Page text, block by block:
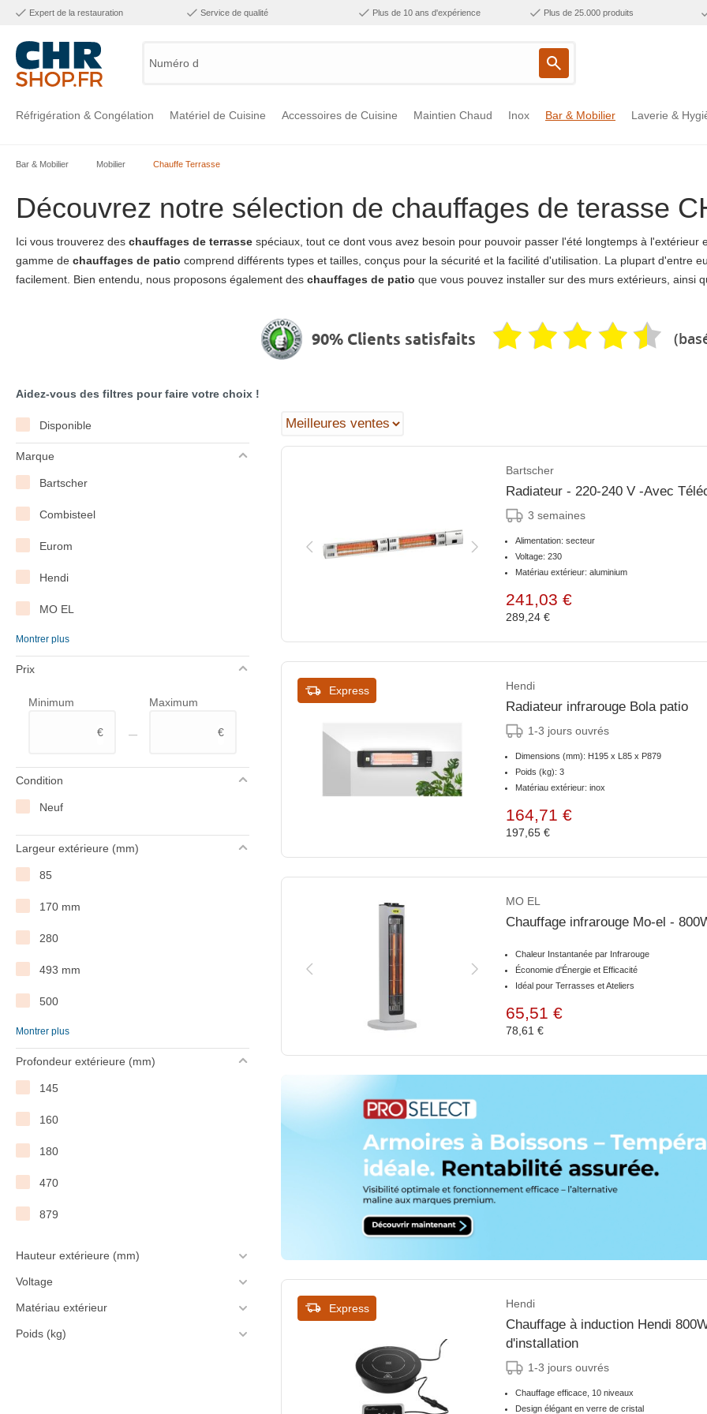
Expert de la restauration Service de qualité Plus de 10 ans d'expérience Plus de 25.000 produits
Numéro d'art
Réfrigération & Congélation Matériel de Cuisine Accessoires de Cuisine Maintien Chaud Inox Bar & Mobilier Laverie &
Bar & Mobilier Mobilier Chauffe Terrasse
Découvrez notre sélection de chauffages de terasse
Ici vous trouverez des chauffages de terrasse spéciaux, tout ce dont vous avez besoin pour pouvoir passer l'été longtemps à
gamme de chauffages de patio comprend différents types et tailles, conçus pour la sécurité et la facilité d'utilisation. La plupart d'entre
facilement. Bien entendu, nous proposons également des chauffages de patio que vous pouvez installer sur des murs extérieurs, ainsi
90% Clients satisfaits
Aidez-vous des filtres pour faire votre choix !
Disponible
Marque
Bartscher
Combisteel
Eurom
Hendi
MO EL
Saro
Montrer plus
Prix
Minimum
€ –
Maximum
€
Condition
Neuf
Largeur extérieure (mm)
85
170 mm
280
493 mm
500
660
1000
1200
1400
1600
1800
2000
Montrer plus
Profondeur extérieure (mm)
145
160
180
470
879
Hauteur extérieure (mm)
Voltage
Matériau extérieur
Poids (kg)
Bartscher
Radiateur - 220-240 V -Avec
3 semaines
Alimentation: secteur
Voltage: 230
Matériau extérieur: aluminium
241,03 €
289,24 €
Express Hendi
Radiateur infrarouge Bola patio
1-3 jours ouvrés
Dimensions (mm): H195 x L85 x P879
Poids (kg): 3
Matériau extérieur: inox
164,71 €
197,65 €
MO EL
Chauffage infrarouge Mo-el -
Chaleur Instantanée par Infrarouge
Économie d'Énergie et Efficacité
Idéal pour Terrasses et Ateliers
65,51 €
78,61 €
Express Hendi
Chauffage à induction Hendi
d'installation
1-3 jours ouvrés
Chauffage efficace, 10 niveaux
Design élégant en verre de cristal